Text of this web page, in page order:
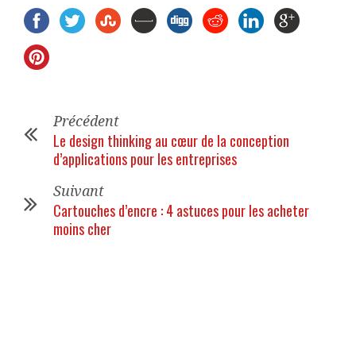
Précédent
Le design thinking au cœur de la conception
d’applications pour les entreprises
Suivant
Cartouches d’encre : 4 astuces pour les acheter
moins cher